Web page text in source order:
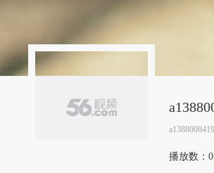
播放数： 0